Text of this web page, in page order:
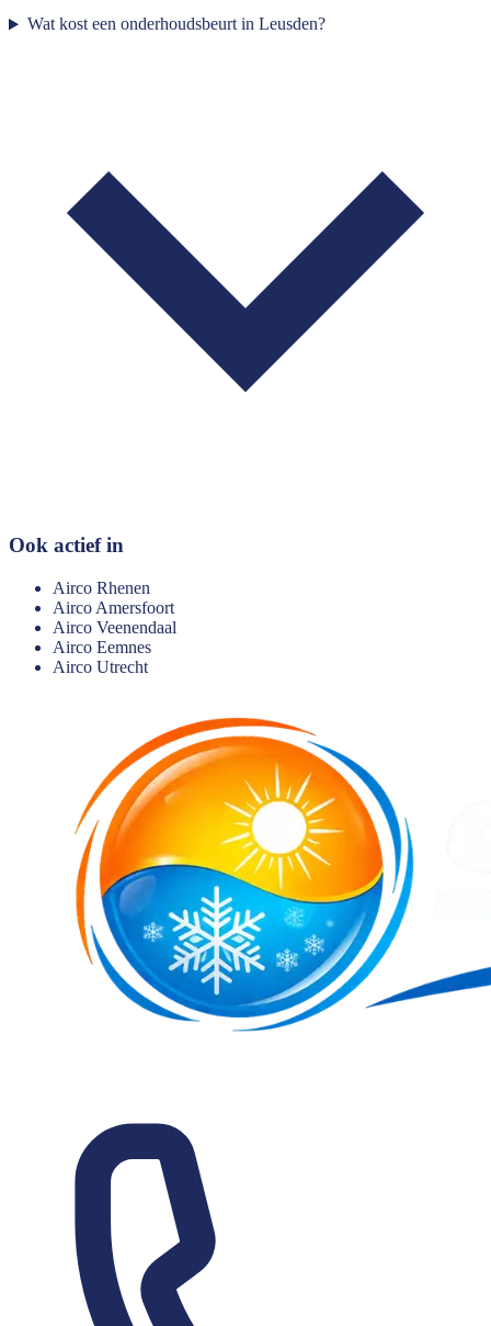
Wat kost een onderhoudsbeurt in Leusden?
Ook actief in
Airco Rhenen
Airco Amersfoort
Airco Veenendaal
Airco Eemnes
Airco Utrecht